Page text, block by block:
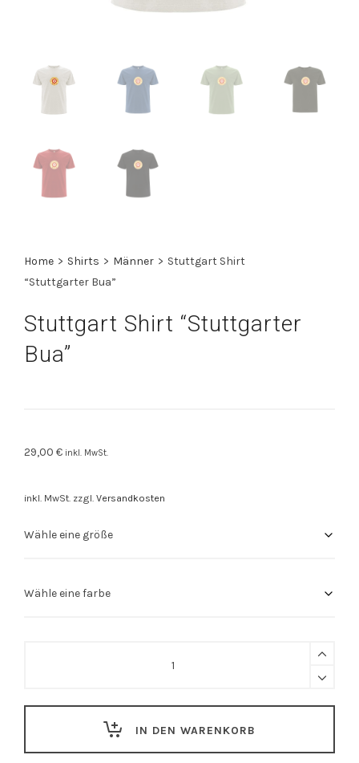
Home > Shirts > Männer > Stuttgart Shirt
“Stuttgarter Bua”
Stuttgart Shirt “Stuttgarter
Bua”
29,00 € inkl. MwSt.
inkl. MwSt. zzgl. Versandkosten
IN DEN WARENKORB